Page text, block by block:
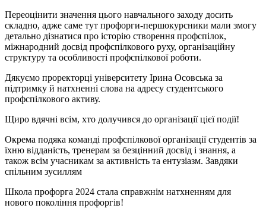
Переоцінити значення цього навчального заходу досить
складно, адже саме тут профорги-першокурсники мали змогу
детально дізнатися про історію створення профспілок,
міжнародний досвід профспілкового руху, організаційну
структуру та особливості профспілкової роботи.
Дякуємо проректорці університету Ірина Осовська за
підтримку й натхненні слова на адресу студентського
профспілкового активу.
Щиро вдячні всім, хто долучився до організації цієї події!
Окрема подяка команді профспілкової організації студентів за
їхню відданість, тренерам за безцінний досвід і знання, а
також всім учасникам за активність та ентузіазм. Завдяки
спільним зусиллям
Школа профорга 2024 стала справжнім натхненням для
нового покоління профоргів!